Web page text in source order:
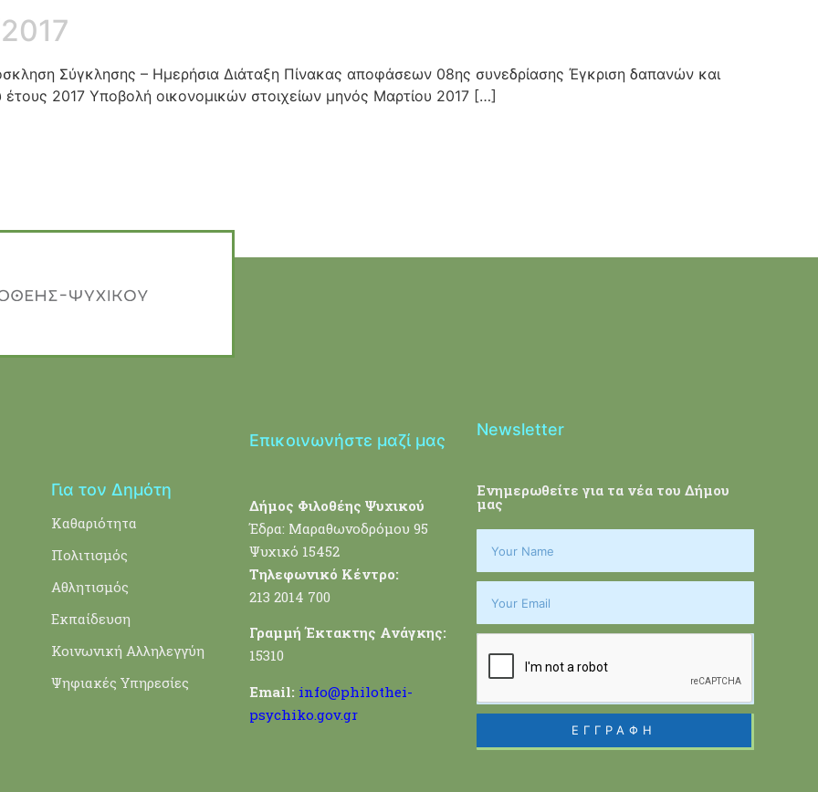
Σύγκλησης – Ημερήσια Διάταξη Πίνακας αποφάσεων 08ης συνεδρίασης Έγκριση δαπανών και
2017 Υποβολή οικονομικών στοιχείων μηνός Μαρτίου 2017 […]
Για τον Δημότη
Καθαριότητα
Πολιτισμός
Αθλητισμός
Εκπαίδευση
Κοινωνική Αλληλεγγύη
Ψηφιακές Υπηρεσίες
Επικοινωνήστε μαζί μας
Δήμος Φιλοθέης Ψυχικού
Έδρα: Μαραθωνοδρόμου 95
Ψυχικό 15452
Τηλεφωνικό Κέντρο:
213 2014 700
Γραμμή Έκτακτης Ανάγκης:
15310
Email: info@philothei-
psychiko.gov.gr
Newsletter
Ενημερωθείτε για τα νέα του Δήμου
μας
ΕΓΓΡΑΦΗ